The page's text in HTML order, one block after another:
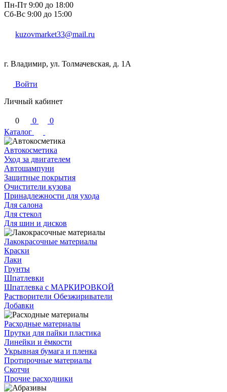
Пн-Пт 9:00 до 18:00
Сб-Вс 9:00 до 15:00
kuzovmarket33@mail.ru
г. Владимир, ул. Толмачевская, д. 1А
Войти
Личный кабинет
0 0
0
Каталог
Автокосметика
Уход за двигателем
Автошампуни
Защитные покрытия
Очистители кузова
Принадлежности для ухода
Для салона
Для стекол
Для шин и дисков
Лакокрасочные материалы
Краски
Лаки
Грунты
Шпатлевки
Шпатлевка с МАРКИРОВКОЙ
Растворители Обезжириватели
Добавки
Расходные материалы
Прутки для пайки пластика
Линейки и ёмкости
Укрывная бумага и пленка
Протирочные материалы
Скотчи
Прочие расходники